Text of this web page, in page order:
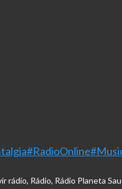
#RadioOnline
rádio, Rádio, Rádio Planeta